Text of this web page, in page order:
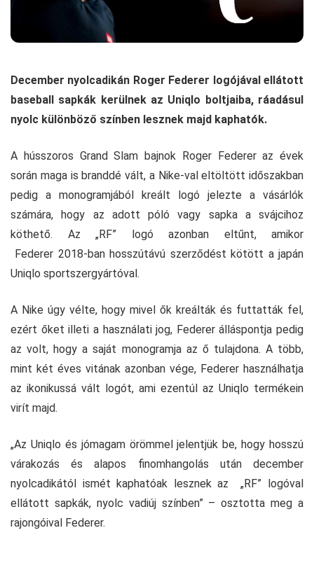
December nyolcadikán Roger Federer logójával ellátott
baseball sapkák kerülnek az Uniqlo boltjaiba, ráadásul
nyolc különböző színben lesznek majd kaphatók.
A hússzoros Grand Slam bajnok Roger Federer az évek
során maga is branddé vált, a Nike-val eltöltött időszakban
pedig a monogramjából kreált logó jelezte a vásárlók
számára, hogy az adott póló vagy sapka a svájcihoz
köthető. Az „RF” logó azonban eltűnt, amikor
Federer 2018-ban hosszútávú szerződést kötött a japán
Uniqlo sportszergyártóval.
A Nike úgy vélte, hogy mivel ők kreálták és futtatták fel,
ezért őket illeti a használati jog, Federer álláspontja pedig
az volt, hogy a saját monogramja az ő tulajdona. A több,
mint két éves vitának azonban vége, Federer használhatja
az ikonikussá vált logót, ami ezentúl az Uniqlo termékein
virít majd.
„Az Uniqlo és jómagam örömmel jelentjük be, hogy hosszú
várakozás és alapos finomhangolás után december
nyolcadikától ismét kaphatóak lesznek az „RF” logóval
ellátott sapkák, nyolc vadiúj színben” – osztotta meg a
rajongóival Federer.